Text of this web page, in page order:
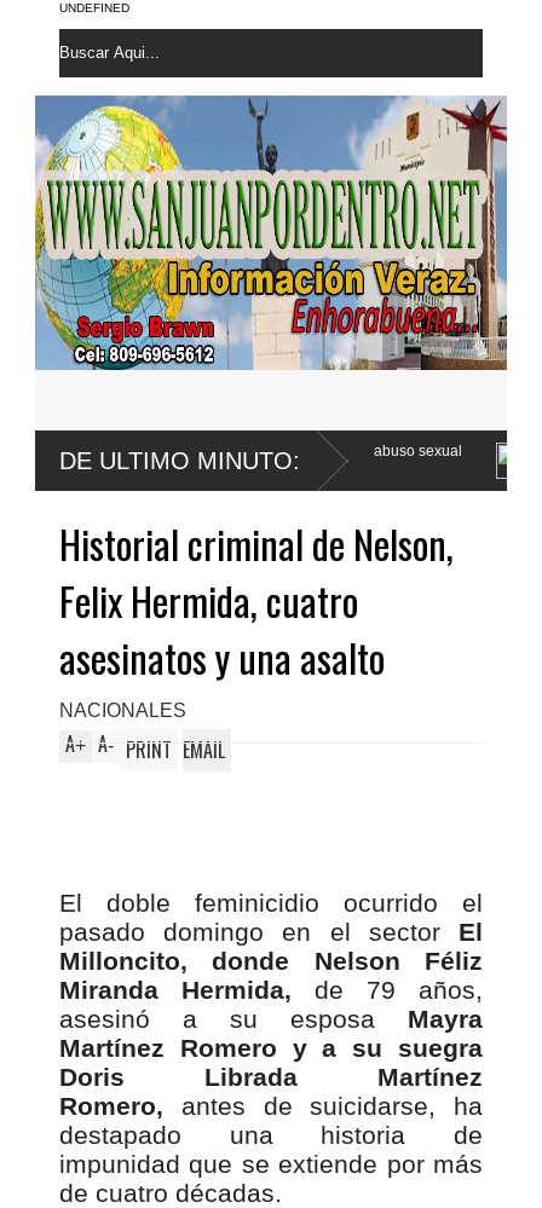
UNDEFINED
DE ULTIMO MINUTO:
Franco apela sentencia por abuso sexual
Poder Ejecutivo
Historial criminal de Nelson,
Felix Hermida, cuatro
asesinatos y una asalto
NACIONALES
A+ A- PRINT EMAIL
El doble feminicidio ocurrido el
pasado domingo en el sector El
Milloncito, donde Nelson Féliz
Miranda Hermida, de 79 años,
asesinó a su esposa Mayra
Martínez Romero y a su suegra
Doris Librada Martínez
Romero, antes de suicidarse, ha
destapado una historia de
impunidad que se extiende por más
de cuatro décadas.